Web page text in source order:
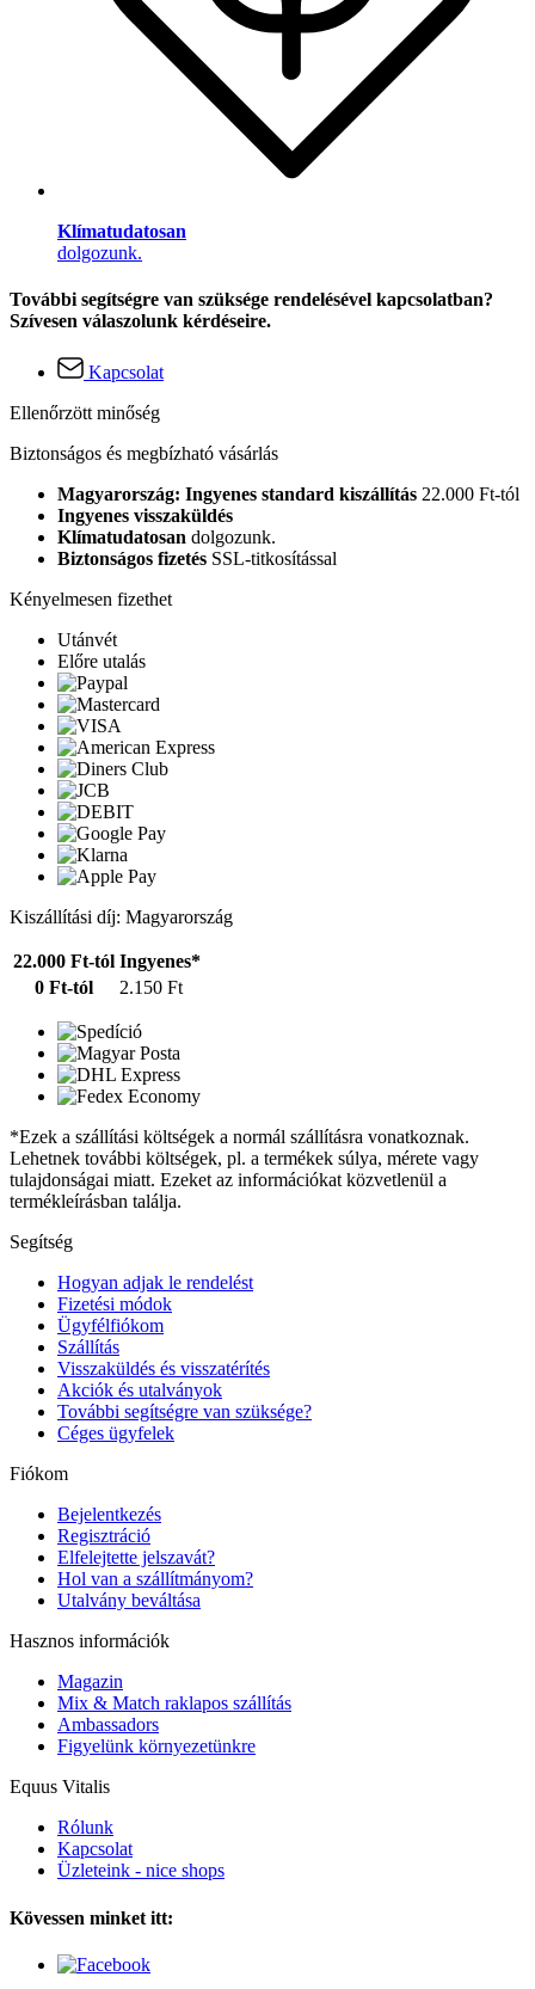
Klímatudatosan
dolgozunk.
További segítségre van szüksége rendelésével kapcsolatban?
Szívesen válaszolunk kérdéseire.
Kapcsolat
Ellenőrzött minőség
Biztonságos és megbízható vásárlás
Magyarország: Ingyenes standard kiszállítás 22.000 Ft-tól
Ingyenes visszaküldés
Klímatudatosan dolgozunk.
Biztonságos fizetés SSL-titkosítással
Kényelmesen fizethet
Utánvét
Előre utalás
Kiszállítási díj: Magyarország
22.000 Ft-tól Ingyenes*
0 Ft-tól
2.150 Ft
*Ezek a szállítási költségek a normál szállításra vonatkoznak.
Lehetnek további költségek, pl. a termékek súlya, mérete vagy
tulajdonságai miatt. Ezeket az információkat közvetlenül a
termékleírásban találja.
Segítség
Hogyan adjak le rendelést
Fizetési módok
Ügyfélfiókom
Szállítás
Visszaküldés és visszatérítés
Akciók és utalványok
További segítségre van szüksége?
Céges ügyfelek
Fiókom
Bejelentkezés
Regisztráció
Elfelejtette jelszavát?
Hol van a szállítmányom?
Utalvány beváltása
Hasznos információk
Magazin
Mix & Match raklapos szállítás
Ambassadors
Figyelünk környezetünkre
Equus Vitalis
Rólunk
Kapcsolat
Üzleteink - nice shops
Kövessen minket itt: